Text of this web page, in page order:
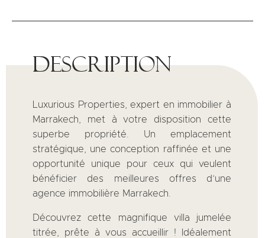
Description
Luxurious Properties, expert en immobilier à
Marrakech, met à votre disposition cette
superbe propriété. Un emplacement
stratégique, une conception raffinée et une
opportunité unique pour ceux qui veulent
bénéficier des meilleures offres d’une
agence immobilière Marrakech.
Découvrez cette magnifique villa jumelée
titrée, prête à vous accueillir ! Idéalement